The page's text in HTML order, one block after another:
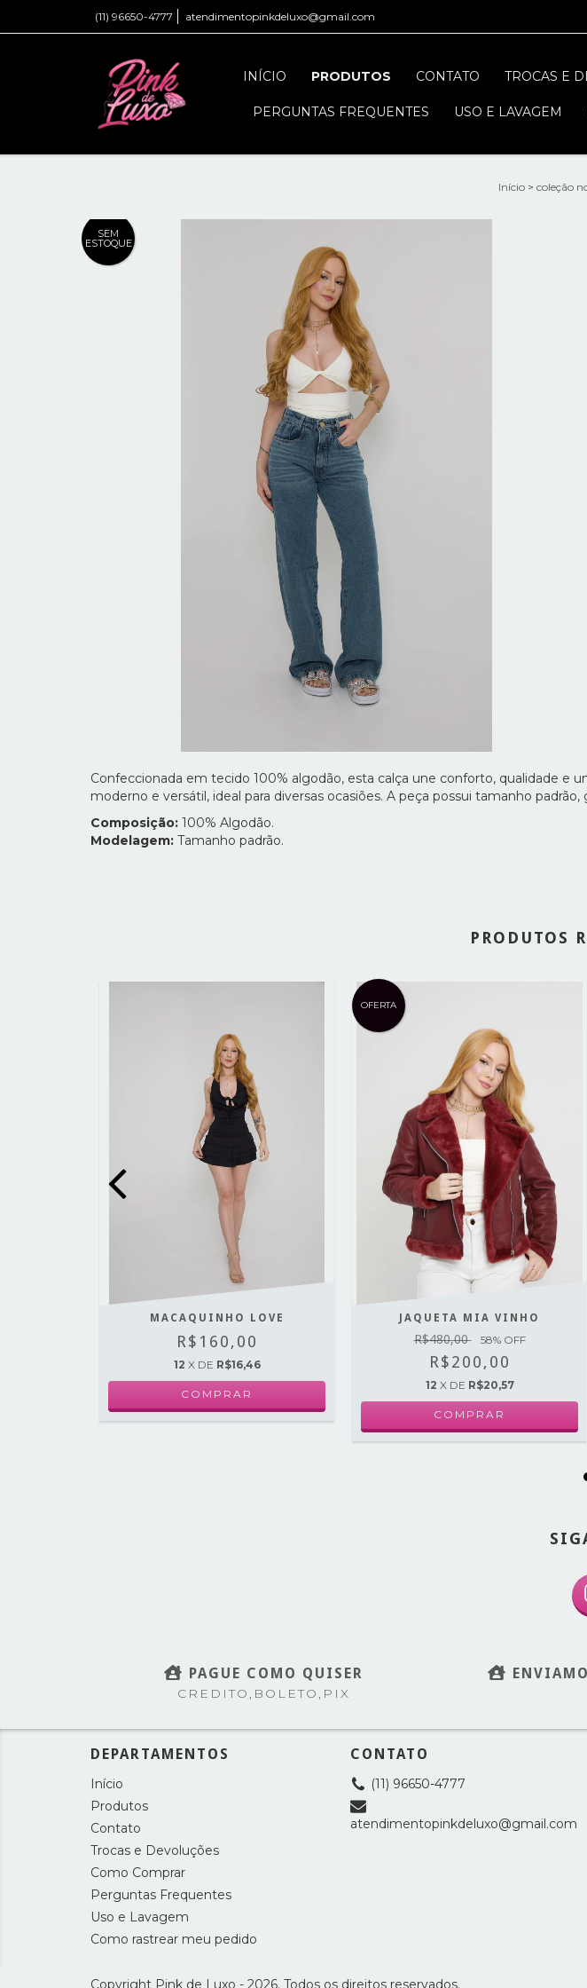
(11) 96650-4777 atendimentopinkdeluxo@gmail.com
INÍCIO PRODUTOS CONTATO TROCAS E
PERGUNTAS FREQUENTES USO E LAVAGEM
Início > coleção
SEM
ESTOQUE
Confeccionada em tecido 100% algodão, esta calça une conforto, qualidade
moderno e versátil, ideal para diversas ocasiões. A peça possui tamanho
Composição: 100% Algodão.
Modelagem: Tamanho padrão.
PRODUTOS
MACAQUINHO LOVE
R$160,00
12 X DE R$16,46
COMPRAR
OFERTA
JAQUETA MIA VINHO
R$480,00 58% OFF
R$200,00
12 X DE R$20,57
COMPRAR
PAGUE COMO QUISER
CREDITO,BOLETO,PIX
DEPARTAMENTOS
Início
Produtos
Contato
Trocas e Devoluções
Como Comprar
Perguntas Frequentes
Uso e Lavagem
Como rastrear meu pedido
CONTATO
(11) 96650-4777
atendimentopinkdeluxo@gmail.com
Copyright Pink de Luxo - 2026. Todos os direitos reservados.